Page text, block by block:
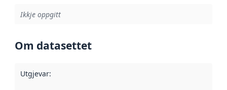
Ikkje oppgitt
Om datasettet
Utgjevar: